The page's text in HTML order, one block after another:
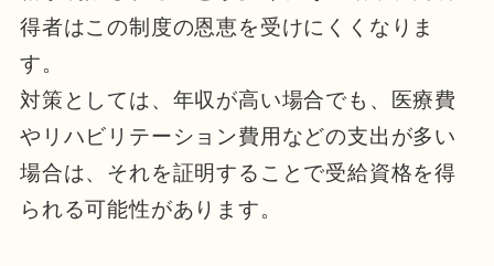
得者はこの制度の恩恵を受けにくくなりま
す。
対策としては、年収が高い場合でも、医療費
やリハビリテーション費用などの支出が多い
場合は、それを証明することで受給資格を得
られる可能性があります。